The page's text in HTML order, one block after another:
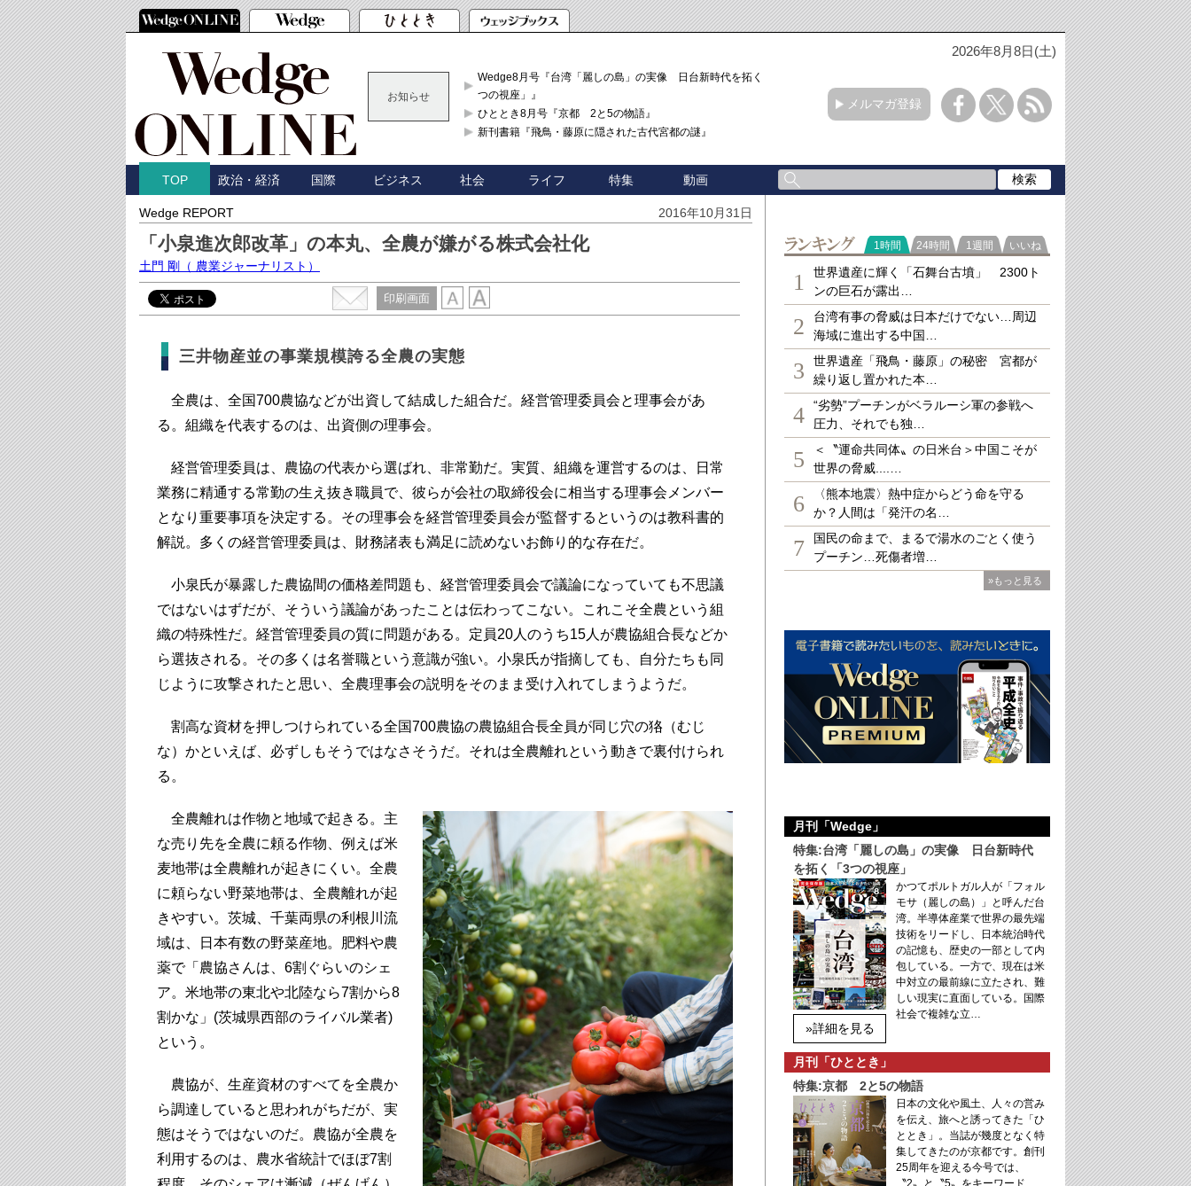
2026年8月8日(土)
お知らせ
Wedge8月号『台湾「麗しの島」の実像 日台新時代を拓く「3
つの視座」』
ひととき8月号『京都 2と5の物語』
新刊書籍『飛鳥・藤原に隠された古代宮都の謎』
メルマガ登録
TOP 政治・経済 国際 ビジネス 社会 ライフ 特集 動画
Wedge REPORT 2016年10月31日
「小泉進次郎改革」の本丸、全農が嫌がる株式会社化
土門 剛 （ 農業ジャーナリスト）
印刷画面
三井物産並の事業規模誇る全農の実態
全農は、全国700農協などが出資して結成した組合だ。経営管理委員会と理事会があ
る。組織を代表するのは、出資側の理事会。
経営管理委員は、農協の代表から選ばれ、非常勤だ。実質、組織を運営するのは、日常
業務に精通する常勤の生え抜き職員で、彼らが会社の取締役会に相当する理事会メンバー
となり重要事項を決定する。その理事会を経営管理委員会が監督するというのは教科書的
解説。多くの経営管理委員は、財務諸表も満足に読めないお飾り的な存在だ。
小泉氏が暴露した農協間の価格差問題も、経営管理委員会で議論になっていても不思議
ではないはずだが、そういう議論があったことは伝わってこない。これこそ全農という組
織の特殊性だ。経営管理委員の質に問題がある。定員20人のうち15人が農協組合長などか
ら選抜される。その多くは名誉職という意識が強い。小泉氏が指摘しても、自分たちも同
じように攻撃されたと思い、全農理事会の説明をそのまま受け入れてしまうようだ。
割高な資材を押しつけられている全国700農協の農協組合長全員が同じ穴の狢（むじ
な）かといえば、必ずしもそうではなさそうだ。それは全農離れという動きで裏付けられ
る。
全農離れは作物と地域で起きる。主
な売り先を全農に頼る作物、例えば米
麦地帯は全農離れが起きにくい。全農
に頼らない野菜地帯は、全農離れが起
きやすい。茨城、千葉両県の利根川流
域は、日本有数の野菜産地。肥料や農
薬で「農協さんは、6割ぐらいのシェ
ア。米地帯の東北や北陸なら7割から8
割かな」(茨城県西部のライバル業者)
という。
農協が、生産資材のすべてを全農か
ら調達していると思われがちだが、実
態はそうではないのだ。農協が全農を
利用するのは、農水省統計でほぼ7割
ランキング
1時間 24時間 1週間 いいね
1
世界遺産に輝く「石舞台古墳」 2300ト
ンの巨石が露出…
2
台湾有事の脅威は日本だけでない…周辺
海域に進出する中国…
3
世界遺産「飛鳥・藤原」の秘密 宮都が
繰り返し置かれた本…
4
“劣勢”プーチンがベラルーシ軍の参戦へ
圧力、それでも独…
5
＜〝運命共同体〟の日米台＞中国こそが
世界の脅威....…
6
〈熊本地震〉熱中症からどう命を守る
か？人間は「発汗の名…
7
国民の命まで、まるで湯水のごとく使う
プーチン…死傷者増…
»もっと見る
月刊「Wedge」
特集:台湾「麗しの島」の実像 日台新時代
を拓く「3つの視座」
»詳細を見る
かつてポルトガル人が「フォル
モサ（麗しの島）」と呼んだ台
湾。半導体産業で世界の最先端
技術をリードし、日本統治時代
の記憶も、歴史の一部として内
包している。一方で、現在は米
中対立の最前線に立たされ、難
しい現実に直面している。国際
社会で複雑な立…
月刊「ひととき」
特集:京都 2と5の物語
日本の文化や風土、人々の営み
を伝え、旅へと誘ってきた「ひ
ととき」。当誌が幾度となく特
集してきたのが京都です。創刊
25周年を迎える今号では、
〝2〟と〝5〟をキーワード